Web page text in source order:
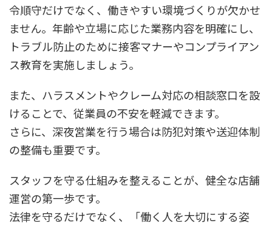
令順守だけでなく、働きやすい環境づくりが欠かせ
ません。年齢や立場に応じた業務内容を明確にし、
トラブル防止のために接客マナーやコンプライアン
ス教育を実施しましょう。
また、ハラスメントやクレーム対応の相談窓口を設
けることで、従業員の不安を軽減できます。
さらに、深夜営業を行う場合は防犯対策や送迎体制
の整備も重要です。
スタッフを守る仕組みを整えることが、健全な店舗
運営の第一歩です。
法律を守るだけでなく、「働く人を大切にする姿